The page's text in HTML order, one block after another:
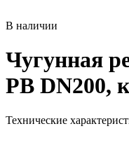
В наличии
Чугунная
PB DN200,
Технические